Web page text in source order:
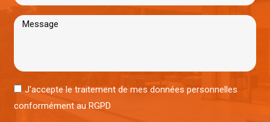
J'accepte le traitement de mes données personnelles
conformément au RGPD